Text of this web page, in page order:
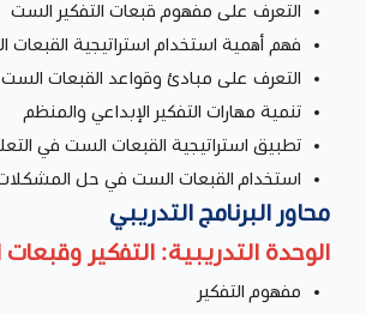
التعرف على مفهوم قبعات التفكير الست
فهم أهمية استخدام استراتيجية القبعات
التعرف على مبادئ وقواعد القبعات الست
تنمية مهارات التفكير الإبداعي والمنظم
تطبيق استراتيجية القبعات الست في
استخدام القبعات الست في حل المشكلات
محاور البرنامج التدريبي
الوحدة التدريبية: التفكير
مفهوم التفكير